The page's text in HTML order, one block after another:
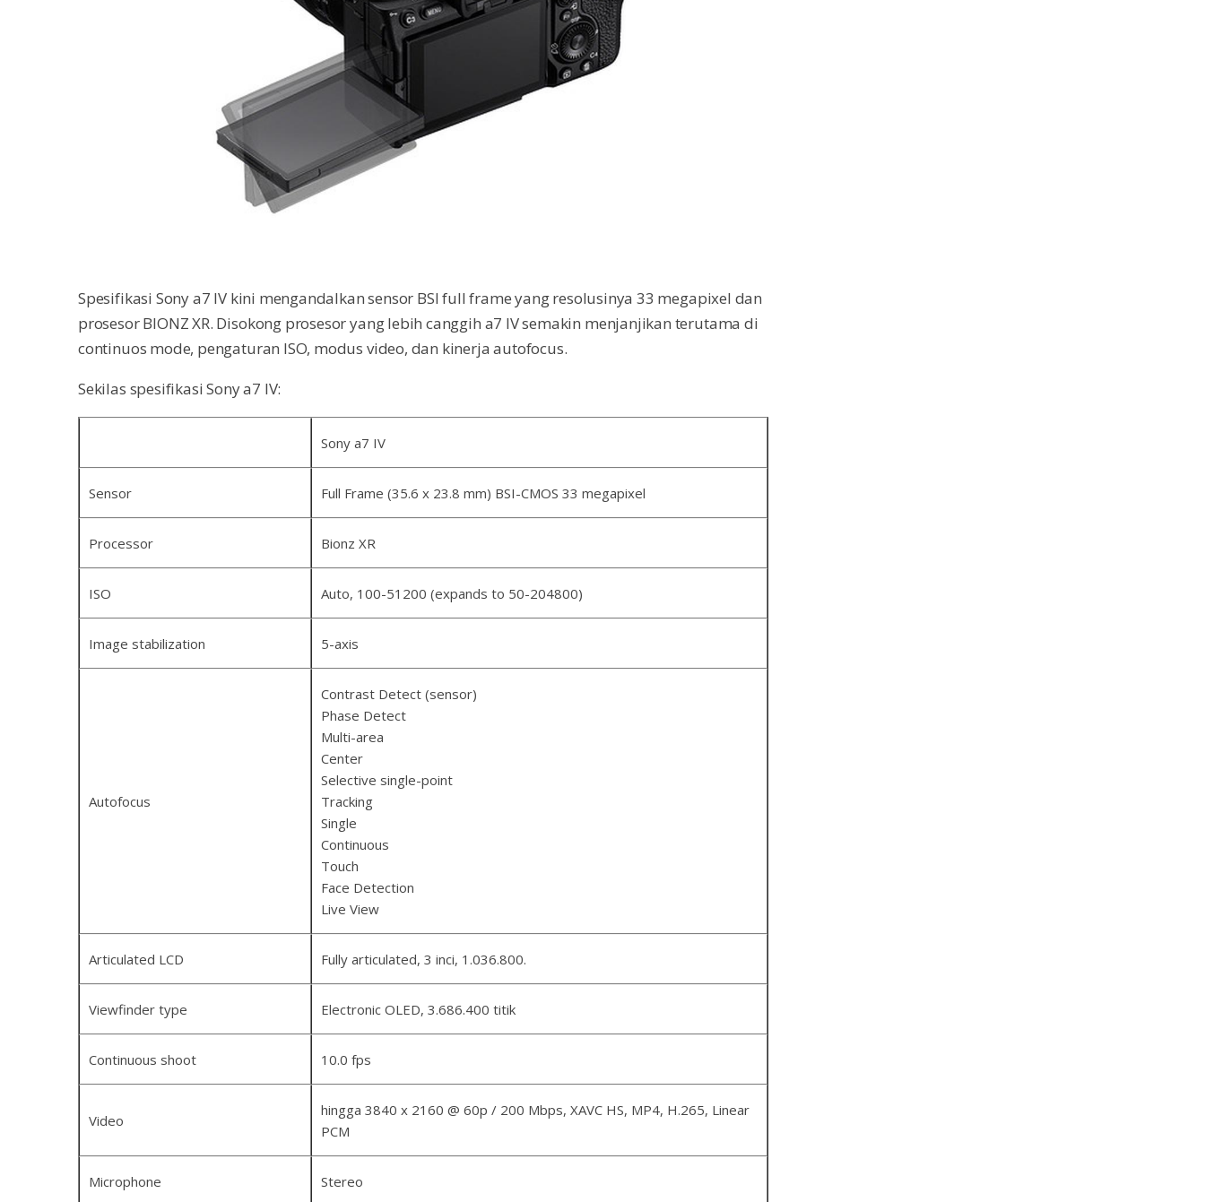
Spesifikasi Sony a7 IV kini mengandalkan sensor BSI full frame yang resolusinya 33 megapixel dan
prosesor BIONZ XR. Disokong prosesor yang lebih canggih a7 IV semakin menjanjikan terutama di
continuos mode, pengaturan ISO, modus video, dan kinerja autofocus.
Sekilas spesifikasi Sony a7 IV:
Sony a7 IV
Sensor Full Frame (35.6 x 23.8 mm) BSI-CMOS 33 megapixel
Processor Bionz XR
ISO Auto, 100-51200 (expands to 50-204800)
Image stabilization 5-axis
Autofocus
Contrast Detect (sensor)
Phase Detect
Multi-area
Center
Selective single-point
Tracking
Single
Continuous
Touch
Face Detection
Live View
Articulated LCD Fully articulated, 3 inci, 1.036.800.
Viewfinder type Electronic OLED, 3.686.400 titik
Continuous shoot 10.0 fps
Video
hingga 3840 x 2160 @ 60p / 200 Mbps, XAVC HS, MP4, H.265, Linear
PCM
Microphone Stereo